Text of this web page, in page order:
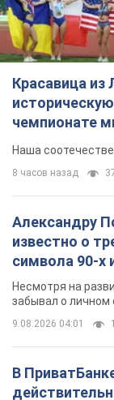
8 часов назад
Александру
известно о
символа 90-х
Несмотря на
года:
банки такие
принимают